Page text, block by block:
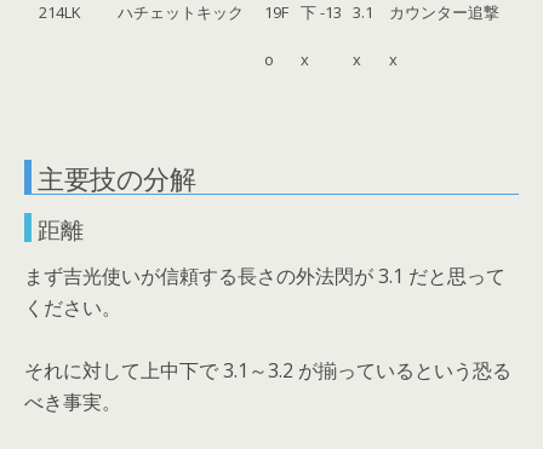
214LK ハチェットキック 19F 下 -13 3.1 カウンター追撃
o x x x
主要技の分解
距離
まず吉光使いが信頼する長さの外法閃が 3.1 だと思って
ください。
それに対して上中下で 3.1～3.2 が揃っているという恐る
べき事実。